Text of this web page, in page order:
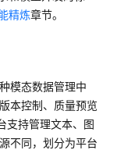
精炼章节。
模态数据管理中
本控制、质量预览
支持管理文本、图
不同，划分为平台